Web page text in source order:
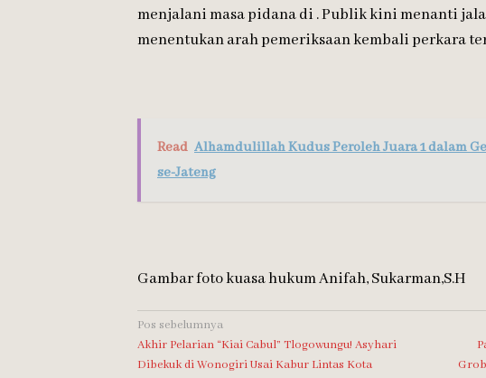
menjalani masa pidana di . Publik kini menanti
menentukan arah pemeriksaan kembali perkara
Read Alhamdulillah Kudus Peroleh Juara 1 dalam
se-Jateng
Gambar foto kuasa hukum Anifah, Sukarman,S.H
Navigasi
pos
Pos sebelumnya
Akhir Pelarian “Kiai Cabul” Tlogowungu! Asyhari
Dibekuk di Wonogiri Usai Kabur Lintas Kota